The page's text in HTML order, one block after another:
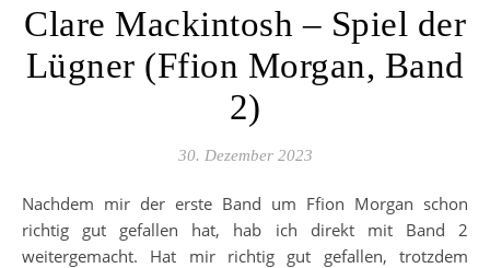
Clare Mackintosh – Spiel der
Lügner (Ffion Morgan, Band
2)
30. Dezember 2023
Nachdem mir der erste Band um Ffion Morgan schon
richtig gut gefallen hat, hab ich direkt mit Band 2
weitergemacht. Hat mir richtig gut gefallen, trotzdem